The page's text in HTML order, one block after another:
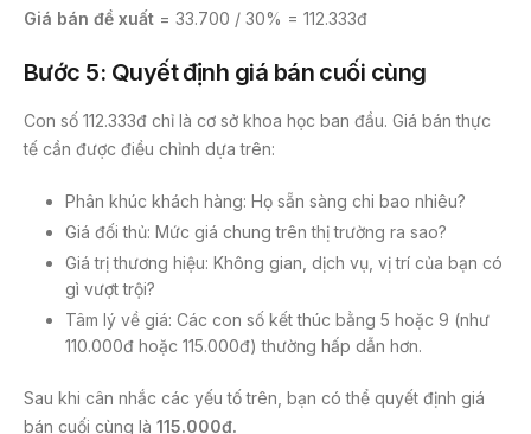
Giá bán đề xuất = 33.700 / 30% = 112.333đ
Bước 5: Quyết định giá bán cuối cùng
Con số 112.333đ chỉ là cơ sở khoa học ban đầu. Giá bán thực
tế cần được điều chỉnh dựa trên:
Phân khúc khách hàng: Họ sẵn sàng chi bao nhiêu?
Giá đối thủ: Mức giá chung trên thị trường ra sao?
Giá trị thương hiệu: Không gian, dịch vụ, vị trí của bạn có
gì vượt trội?
Tâm lý về giá: Các con số kết thúc bằng 5 hoặc 9 (như
110.000đ hoặc 115.000đ) thường hấp dẫn hơn.
Sau khi cân nhắc các yếu tố trên, bạn có thể quyết định giá
bán cuối cùng là 115.000đ.